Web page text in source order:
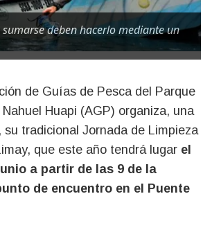
sumarse deben hacerlo mediante un
Nahuel Huapi (AGP) organiza, una
su tradicional Jornada de Limpieza
que este año tendrá lugar el
a partir de las 9 de la
de encuentro en el Puente